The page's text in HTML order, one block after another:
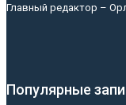
Главный редактор –
Популярные